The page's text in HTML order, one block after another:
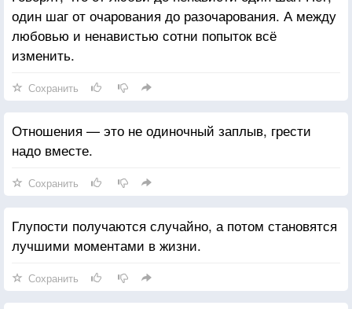
один шаг от очарования до разочарования. А между
любовью и ненавистью сотни попыток всё
изменить.
Сохранить
Отношения — это не одиночный заплыв, грести
надо вместе.
Сохранить
Глупости получаются случайно, а потом становятся
лучшими моментами в жизни.
Сохранить